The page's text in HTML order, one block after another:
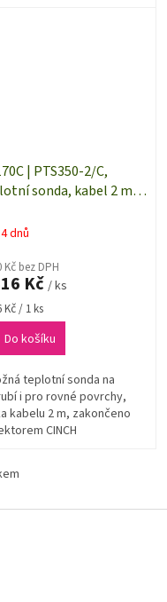
| PTS350-2/C,
sonda, kabel 2 m,
dnů
Kč bez DPH
Kč / ks
Kč / 1 ks
Do košíku
teplotní sonda na
i pro rovné povrchy,
kabelu 2 m, zakončeno
CINCH